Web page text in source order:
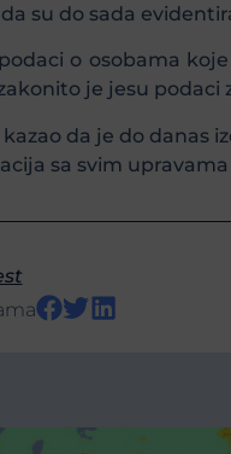
su do sada
o osobama
je jesu
da je do danas
sa svim